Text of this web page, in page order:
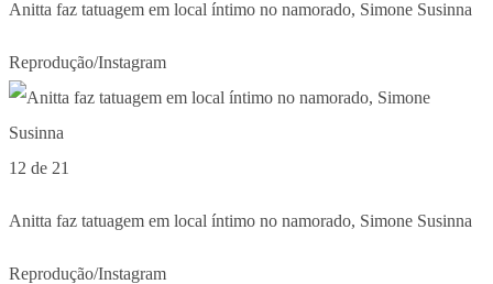
Anitta faz tatuagem em local íntimo no namorado, Simone Susinna
Reprodução/Instagram
12 de 21
Anitta faz tatuagem em local íntimo no namorado, Simone Susinna
Reprodução/Instagram